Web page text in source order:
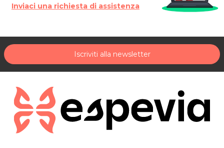
Inviaci una richiesta di assistenza
Iscriviti alla newsletter